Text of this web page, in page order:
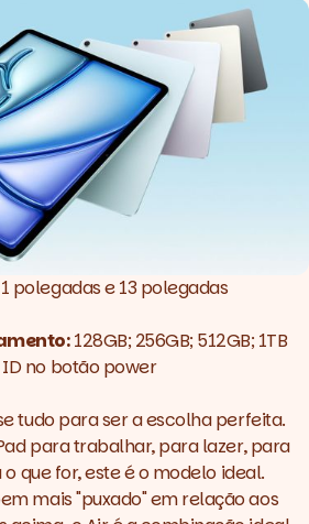
polegadas e 13 polegadas
128GB; 256GB; 512GB; 1TB
no botão power
tudo para ser a escolha perfeita.
para trabalhar, para lazer, para
que for, este é o modelo ideal.
mais "puxado" em relação aos